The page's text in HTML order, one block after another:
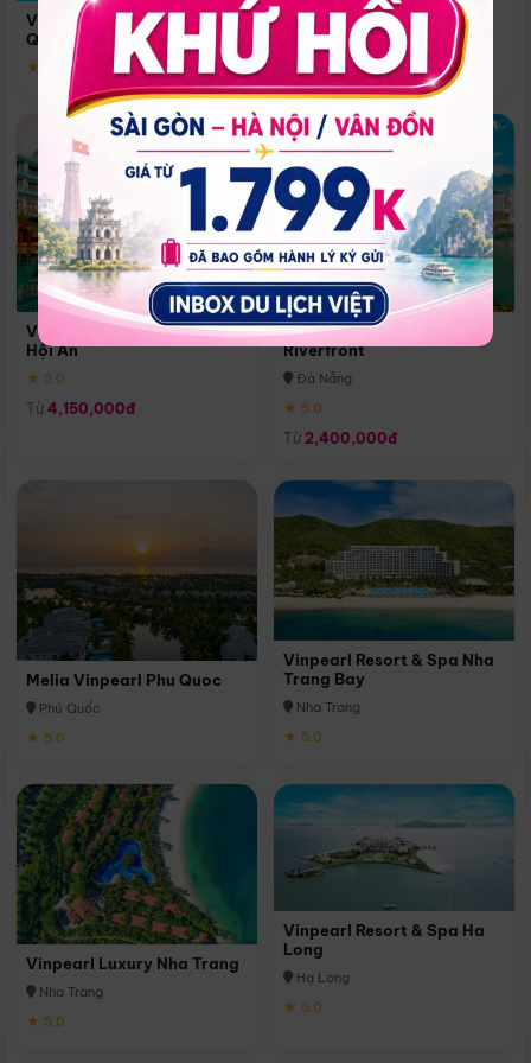
Vinpearl Resort & Spa Phu
Quoc
★ 5.0
Quoc
Phú Quốc
★ 5.0
Vinpearl Resort & Golf Nam
Hội An
★ 5.0
Từ 4,150,000đ
Melia Vinpearl Danang
Riverfront
Đà Nẵng
★ 5.0
Từ 2,400,000đ
Melia Vinpearl Phu Quoc
Phú Quốc
★ 5.0
Vinpearl Resort & Spa Nha
Trang Bay
Nha Trang
★ 5.0
Vinpearl Luxury Nha Trang
Nha Trang
★ 5.0
Vinpearl Resort & Spa Ha
Long
Hạ Long
★ 5.0